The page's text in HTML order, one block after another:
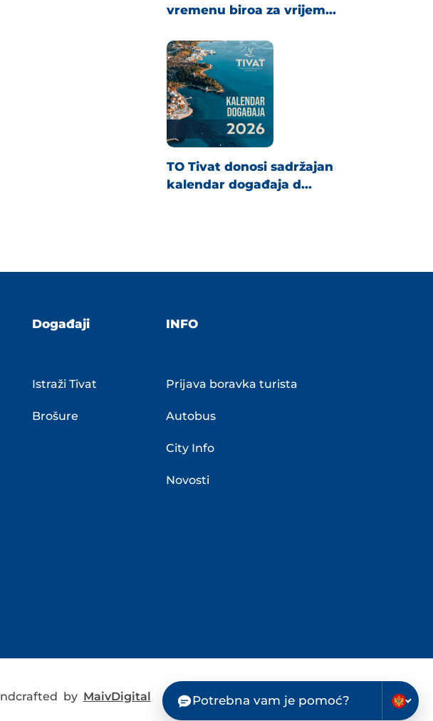
vremenu biroa za vrijem...
TO Tivat donosi sadržajan
kalendar događaja d...
Događaji
Istraži Tivat
Brošure
INFO
Prijava boravka turista
Autobus
City Info
Novosti
by MaivDigital Potrebna vam je pomoć?